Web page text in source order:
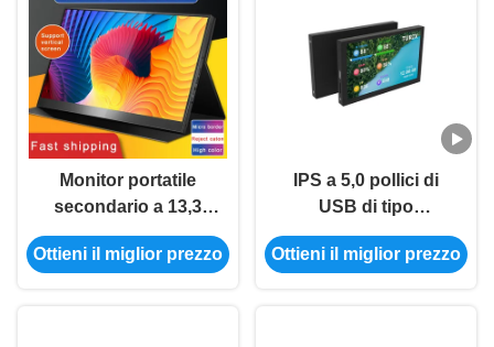
Monitor portatile
secondario a 13,3
pollici del monitor
HDMI 2K di USB per
Ottieni il miglior prezzo
IPS a 5,0 pollici di
USB di tipo
secondario monitor
secondario del
Ottieni il miglior prezzo